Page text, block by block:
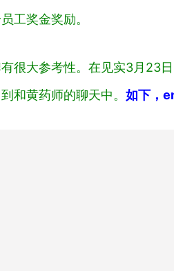
工奖金奖励。
很大参考性。在见实3月23
和黄药师的聊天中。 如下，